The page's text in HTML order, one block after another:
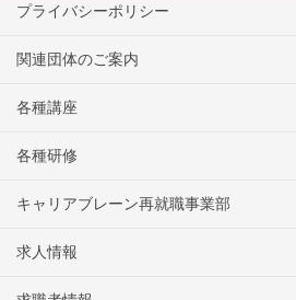
プライバシーポリシー
関連団体のご案内
各種講座
各種研修
キャリアブレーン再就職事業部
求人情報